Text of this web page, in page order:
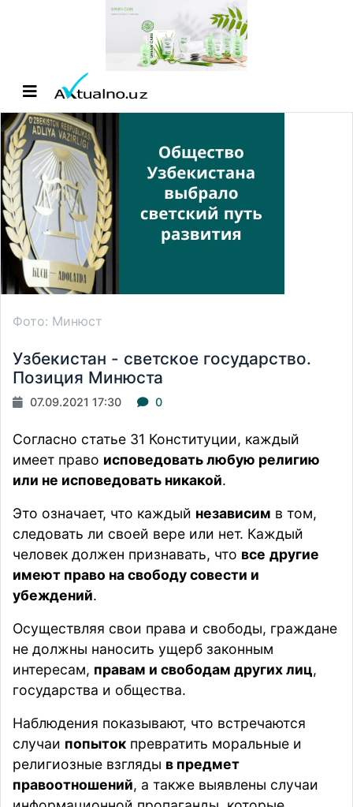
Фото: Минюст
Узбекистан - светское государство.
Позиция Минюста
07.09.2021 17:30 0
Согласно статье 31 Конституции, каждый
имеет право исповедовать любую религию
или не исповедовать никакой.
Это означает, что каждый независим в том,
следовать ли своей вере или нет. Каждый
человек должен признавать, что все другие
имеют право на свободу совести и
убеждений.
Осуществляя свои права и свободы, граждане
не должны наносить ущерб законным
интересам, правам и свободам других лиц,
государства и общества.
Наблюдения показывают, что встречаются
случаи попыток превратить моральные и
религиозные взгляды в предмет
правоотношений, а также выявлены случаи